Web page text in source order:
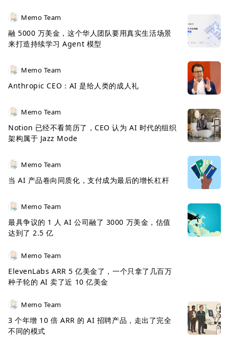
Memo Team
融 5000 万美金，这个华人团队要用真实生活场景
来打造持续学习 Agent 模型
Memo Team
Anthropic CEO：AI 是给人类的成人礼
Memo Team
Notion 已经不看简历了，CEO 认为 AI 时代的组织
架构属于 Jazz Mode
Memo Team
当 AI 产品卷向同质化，支付成为最后的增长杠杆
Memo Team
最具争议的 1 人 AI 公司融了 3000 万美金，估值
达到了 2.5 亿
Memo Team
ElevenLabs ARR 5 亿美金了，一个只拿了几百万
种子轮的 AI 卖了近 10 亿美金
Memo Team
3 个年增 10 倍 ARR 的 AI 招聘产品，走出了完全
不同的模式